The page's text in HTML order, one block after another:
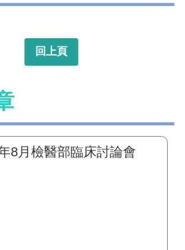
回上頁